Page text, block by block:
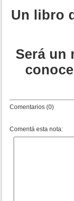
Un libro
Será un
Comentarios (0)
Comentá esta nota: